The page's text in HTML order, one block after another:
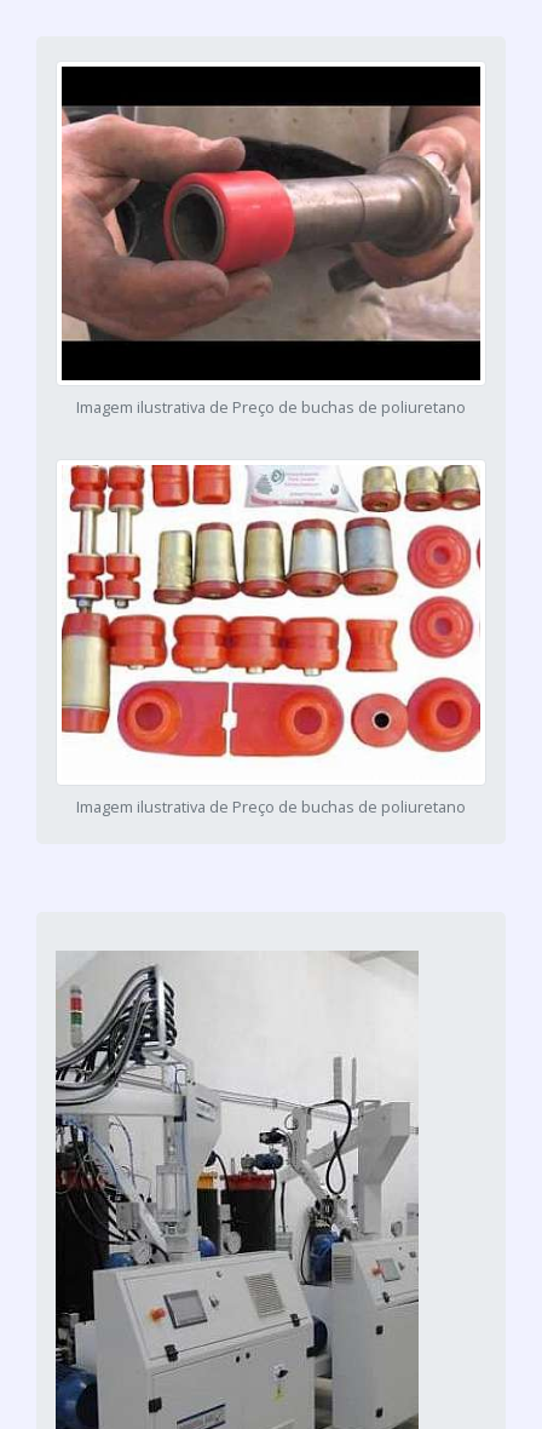
Imagem ilustrativa de Preço de buchas de poliuretano
Imagem ilustrativa de Preço de buchas de poliuretano